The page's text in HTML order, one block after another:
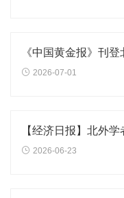
《中国黄金报》刊
2026-07-01
【经济日报】北外
2026-06-23